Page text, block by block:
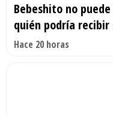
Bebeshito no
quién podría
Hace 20 horas